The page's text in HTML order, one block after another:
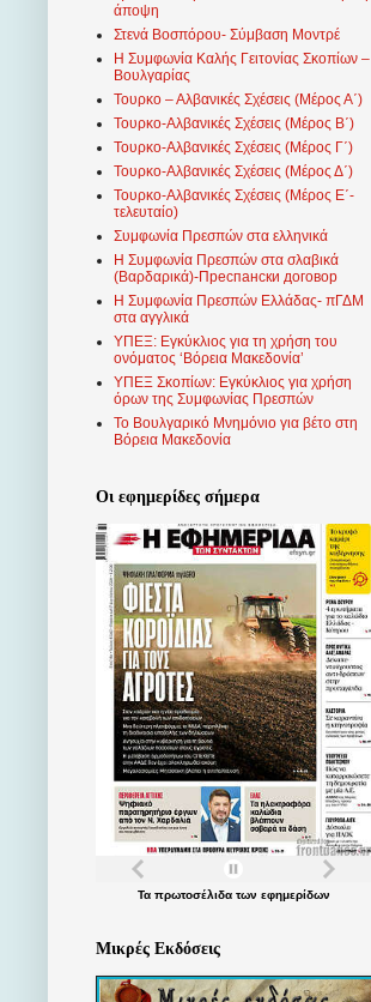
άποψη
Στενά Βοσπόρου- Σύμβαση Μοντρέ
Η Συμφωνία Καλής Γειτονίας Σκοπίων –
Βουλγαρίας
Τουρκο – Αλβανικές Σχέσεις (Mέρος Α΄)
Τουρκο-Αλβανικές Σχέσεις (Μέρος Β΄)
Τουρκο-Αλβανικές Σχέσεις (Μέρος Γ΄)
Τουρκο-Αλβανικές Σχέσεις (Μέρος Δ΄)
Τουρκο-Αλβανικές Σχέσεις (Μέρος Ε΄-
τελευταίο)
Συμφωνία Πρεσπών στα ελληνικά
Η Συμφωνία Πρεσπών στα σλαβικά
(Βαρδαρικά)-Преспански договор
Η Συμφωνία Πρεσπών Ελλάδας- πΓΔΜ
στα αγγλικά
ΥΠΕΞ: Εγκύκλιος για τη χρήση του
ονόματος ‘Βόρεια Μακεδονία’
ΥΠΕΞ Σκοπίων: Εγκύκλιος για χρήση
όρων της Συμφωνίας Πρεσπών
Το Βουλγαρικό Μνημόνιο για βέτο στη
Βόρεια Μακεδονία
Οι εφημερίδες σήμερα
Τα πρωτοσέλιδατων εφημερίδων
Μικρές Εκδόσεις